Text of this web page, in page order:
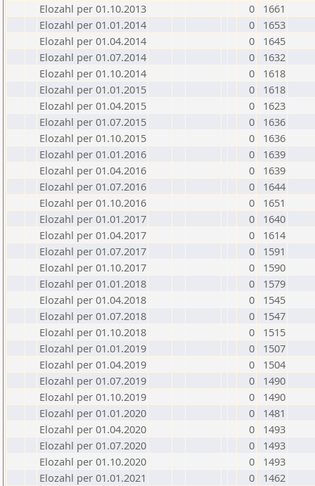
Elozahl per 01.10.2013
0
1661
Elozahl per 01.01.2014
0
1653
Elozahl per 01.04.2014
0
1645
Elozahl per 01.07.2014
0
1632
Elozahl per 01.10.2014
0
1618
Elozahl per 01.01.2015
0
1618
Elozahl per 01.04.2015
0
1623
Elozahl per 01.07.2015
0
1636
Elozahl per 01.10.2015
0
1636
Elozahl per 01.01.2016
0
1639
Elozahl per 01.04.2016
0
1639
Elozahl per 01.07.2016
0
1644
Elozahl per 01.10.2016
0
1651
Elozahl per 01.01.2017
0
1640
Elozahl per 01.04.2017
0
1614
Elozahl per 01.07.2017
0
1591
Elozahl per 01.10.2017
0
1590
Elozahl per 01.01.2018
0
1579
Elozahl per 01.04.2018
0
1545
Elozahl per 01.07.2018
0
1547
Elozahl per 01.10.2018
0
1515
Elozahl per 01.01.2019
0
1507
Elozahl per 01.04.2019
0
1504
Elozahl per 01.07.2019
0
1490
Elozahl per 01.10.2019
0
1490
Elozahl per 01.01.2020
0
1481
Elozahl per 01.04.2020
0
1493
Elozahl per 01.07.2020
0
1493
Elozahl per 01.10.2020
0
1493
Elozahl per 01.01.2021
0
1462